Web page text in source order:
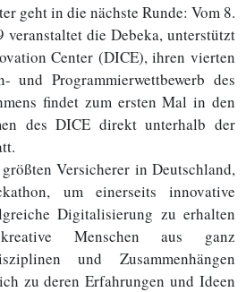
geht in die nächste Runde: Vom 8.
veranstaltet die Debeka, unterstützt
Center (DICE), ihren vierten
und Programmierwettbewerb des
findet zum ersten Mal in den
des DICE direkt unterhalb der
Versicherer in Deutschland,
um einerseits innovative
Digitalisierung zu erhalten
Menschen aus ganz
und Zusammenhängen
zu deren Erfahrungen und Ideen